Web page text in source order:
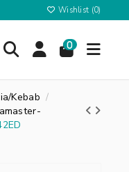
Wishlist (0)
0
Kebab